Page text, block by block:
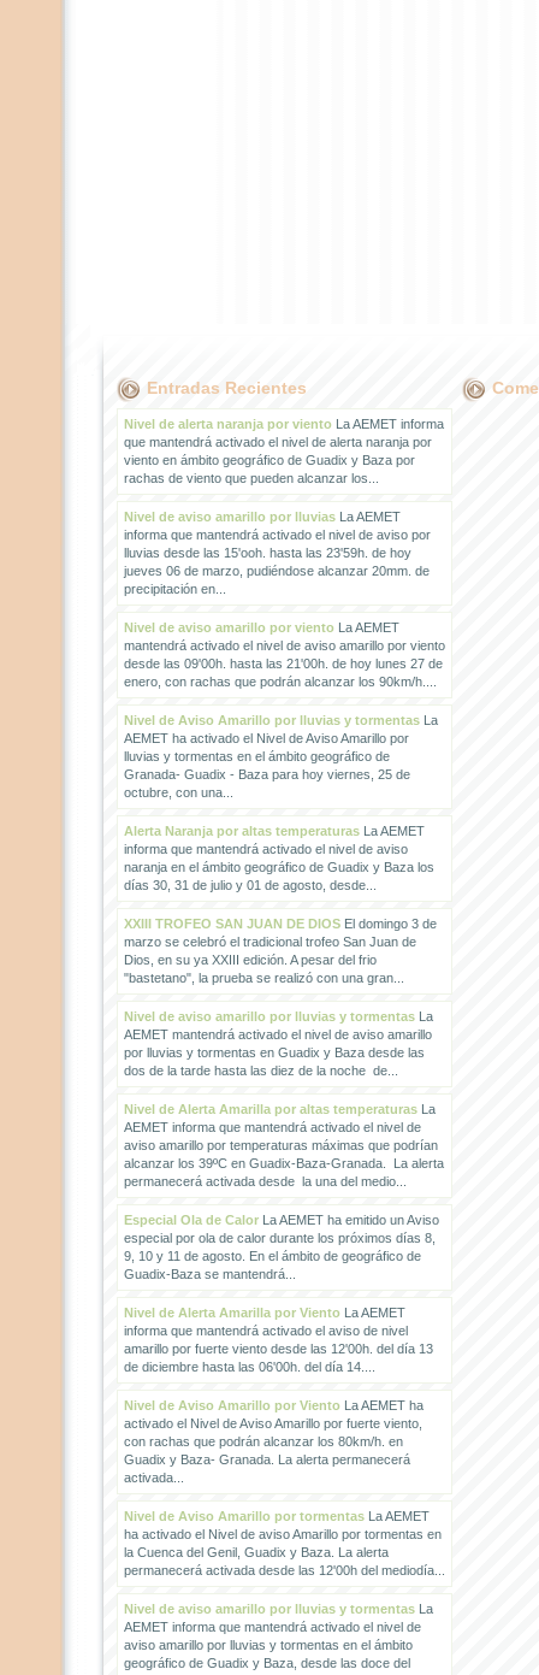
Entradas Recientes
Nivel de alerta naranja por vientoLa AEMET informa
que mantendrá activado el nivel de alerta naranja por
viento en ámbito geográfico de Guadix y Baza por
rachas de viento que pueden alcanzar los...
Nivel de aviso amarillo por lluviasLa AEMET
informa que mantendrá activado el nivel de aviso por
lluvias desde las 15'ooh. hasta las 23'59h. de hoy
jueves 06 de marzo, pudiéndose alcanzar 20mm. de
precipitación en...
Nivel de aviso amarillo por vientoLa AEMET
mantendrá activado el nivel de aviso amarillo por viento
desde las 09'00h. hasta las 21'00h. de hoy lunes 27 de
enero, con rachas que podrán alcanzar los 90km/h....
Nivel de Aviso Amarillo por lluvias y tormentasLa
AEMET ha activado el Nivel de Aviso Amarillo por
lluvias y tormentas en el ámbito geográfico de
Granada- Guadix - Baza para hoy viernes, 25 de
octubre, con una...
Alerta Naranja por altas temperaturasLa AEMET
informa que mantendrá activado el nivel de aviso
naranja en el ámbito geográfico de Guadix y Baza los
días 30, 31 de julio y 01 de agosto, desde...
XXIII TROFEO SAN JUAN DE DIOSEl domingo 3 de
marzo se celebró el tradicional trofeo San Juan de
Dios, en su ya XXIII edición. A pesar del frio
"bastetano", la prueba se realizó con una gran...
Nivel de aviso amarillo por lluvias y tormentasLa
AEMET mantendrá activado el nivel de aviso amarillo
por lluvias y tormentas en Guadix y Baza desde las
dos de la tarde hasta las diez de la noche de...
Nivel de Alerta Amarilla por altas temperaturasLa
AEMET informa que mantendrá activado el nivel de
aviso amarillo por temperaturas máximas que podrían
alcanzar los 39ºC en Guadix-Baza-Granada. La alerta
permanecerá activada desde la una del medio...
Especial Ola de CalorLa AEMET ha emitido un Aviso
especial por ola de calor durante los próximos días 8,
9, 10 y 11 de agosto. En el ámbito de geográfico de
Guadix-Baza se mantendrá...
Nivel de Alerta Amarilla por VientoLa AEMET
informa que mantendrá activado el aviso de nivel
amarillo por fuerte viento desde las 12'00h. del día 13
de diciembre hasta las 06'00h. del día 14....
Nivel de Aviso Amarillo por VientoLa AEMET ha
activado el Nivel de Aviso Amarillo por fuerte viento,
con rachas que podrán alcanzar los 80km/h. en
Guadix y Baza- Granada. La alerta permanecerá
activada...
Nivel de Aviso Amarillo por tormentasLa AEMET
ha activado el Nivel de aviso Amarillo por tormentas en
la Cuenca del Genil, Guadix y Baza. La alerta
permanecerá activada desde las 12'00h del mediodía...
Nivel de aviso amarillo por lluvias y tormentasLa
AEMET informa que mantendrá activado el nivel de
aviso amarillo por lluvias y tormentas en el ámbito
geográfico de Guadix y Baza, desde las doce del